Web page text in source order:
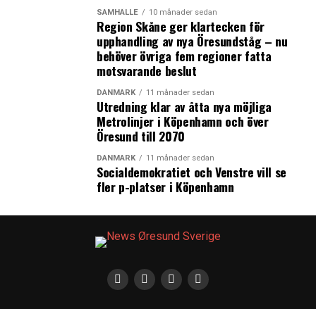
SAMHÄLLE 10 månader sedan
Region Skåne ger klartecken för
upphandling av nya Öresundståg – nu
behöver övriga fem regioner fatta
motsvarande beslut
DANMARK 11 månader sedan
Utredning klar av åtta nya möjliga
Metrolinjer i Köpenhamn och över
Öresund till 2070
DANMARK 11 månader sedan
Socialdemokratiet och Venstre vill se
fler p-platser i Köpenhamn